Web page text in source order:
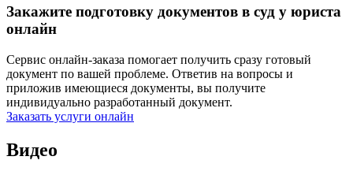
Закажите подготовку документов в суд у юриста
онлайн
Сервис онлайн-заказа помогает получить сразу готовый
документ по вашей проблеме. Ответив на вопросы и
приложив имеющиеся документы, вы получите
индивидуально разработанный документ.
Заказать услуги онлайн
Видео